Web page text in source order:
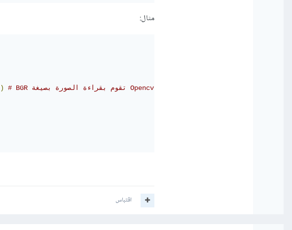
مثال:
)
# BGR تقوم بقراءة الصورة بصيغة Opencv
اقتباس